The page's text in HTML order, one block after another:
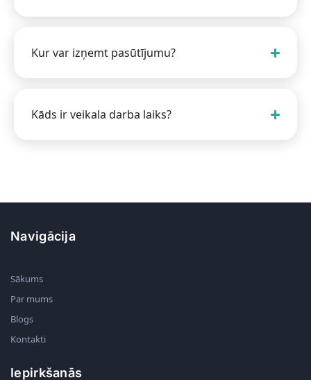
Kur var izņemt pasūtījumu?
Kāds ir veikala darba laiks?
Navigācija
Sākums
Par mums
Blogs
Kontakti
Iepirkšanās